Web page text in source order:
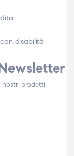
disabilità​
nostri prodotti